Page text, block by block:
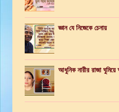
জ্ঞান যে নিজেকে চেনায়
আধুনিক নারীর রাজা